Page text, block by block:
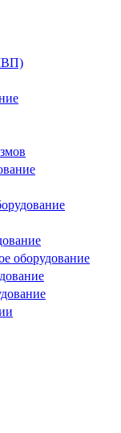
оборудование